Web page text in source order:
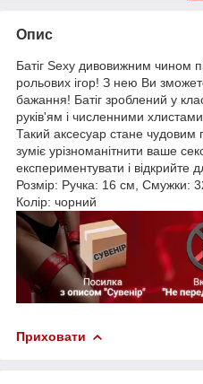
Опис
Батіг Sexy дивовижним чином
рольових ігор! З нею Ви
бажання! Батіг зроблений у
руків'ям і численними хлистами
Такий аксесуар стане
зуміє урізноманітнити ваше
експериментувати і відкрийте
Розмір: Ручка: 16 см, Смужки:
Колір: чорний
Приховати